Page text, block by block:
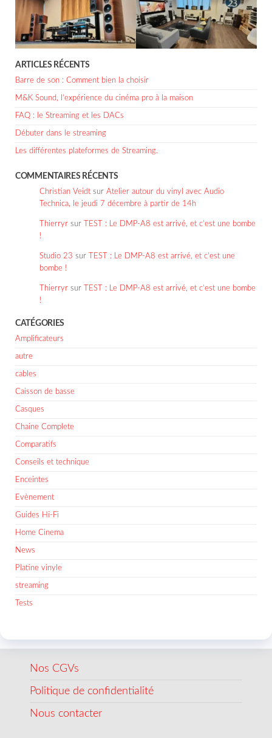
ARTICLES RÉCENTS
Barre de son : Comment bien la choisir
M&K Sound, l’expérience du cinéma pro à la maison
FAQ : le Streaming et les DACs
Débuter dans le streaming
Les différentes plateformes de Streaming.
COMMENTAIRES RÉCENTS
Christian Veidt sur Atelier autour du vinyl avec Audio
Technica, le jeudi 7 décembre à partir de 14h
Thierryr sur
TEST : Le DMP-A8 est arrivé, et c’est une bombe
!
Studio 23 sur
TEST : Le DMP-A8 est arrivé, et c’est une
bombe !
Thierryr sur
TEST : Le DMP-A8 est arrivé, et c’est une bombe
!
CATÉGORIES
Amplificateurs
autre
cables
Caisson de basse
Casques
Chaine Complete
Comparatifs
Conseils et technique
Enceintes
Evènement
Guides Hi-Fi
Home Cinema
News
Platine vinyle
streaming
Tests
Nos CGVs
Politique de confidentialité
Nous contacter